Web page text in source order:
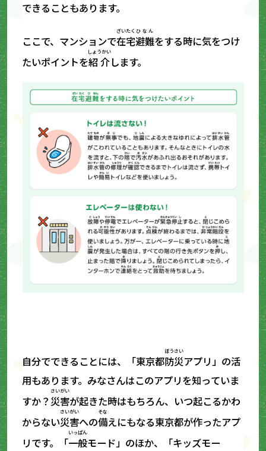
できることもあります。
ここで、マンションで在宅
ざいたく
避難
ひなん
をする時に気をつけ
たいポイントを紹介
しょうかい
します。
自分でできることには、「東京都防災
ぼうさい
アプリ」の活
用もあります。みなさんはこのアプリを知っていま
すか？ 災害
さいがい
が起きた時はもちろん、いつ起こるかわ
からない災害
さいがい
への備
そな
えにもなる東京都が作ったアプ
リです。「一般
いっぱん
モード」のほか、「キッズモー